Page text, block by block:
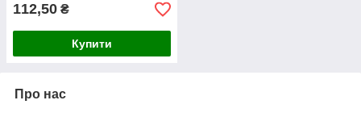
112,50 ₴
Купити
Про нас